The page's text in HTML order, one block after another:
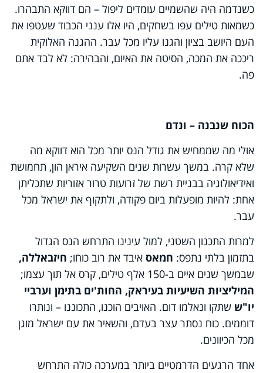
כשנדמה היה שהשמיים עומדים ליפול – הם דווקא התבהרו.
כשמאות טילים עפו בשחקים, היו אלו ענני הכבוד שעטפו את
העם היושב בציון והגנו עליו מכל עבר. ההגנה האלוקית
ריככה את המכה, הסיטה את האיום, והבהירה: לא לבד אתם
פה.
הכוח שנבנה – ונדם
אולי מה שממחיש את גודל הנס יותר מכל הוא דווקא מה
שלא קרה. במשך עשרות שנים השקיעה איראן הון, תחמושת
ואידיאולוגיה בבניית רשת של זרועות טרור אזוריות שתכליתן
אחת: להיות מופעלות ביום פקודה, ולתקוף את ישראל מכל
עבר.
למרות התכנון השטני, למול עינינו התרחש הנס הגדול
בתזמון בלתי נתפס: חמאס איבד את רוב כוחו; חיזבאללה,
שבמשך שנים איים ב-150 אלף טילים, קרס אל תוך עצמו;
המיליציות השיעיות בעיראק, החות'ים בתימן וערביי
יו"ש שתקו ונאלמו דום. האויבים הוכנו, התכוננו – ונותרו
דוממים. כוח נסתר עצר בעדם, והשאיר את עם ישראל מוגן
מכל הכיוונים.
אחד הרגעים הדרמטיים ביותר במערכה כולה התרחש